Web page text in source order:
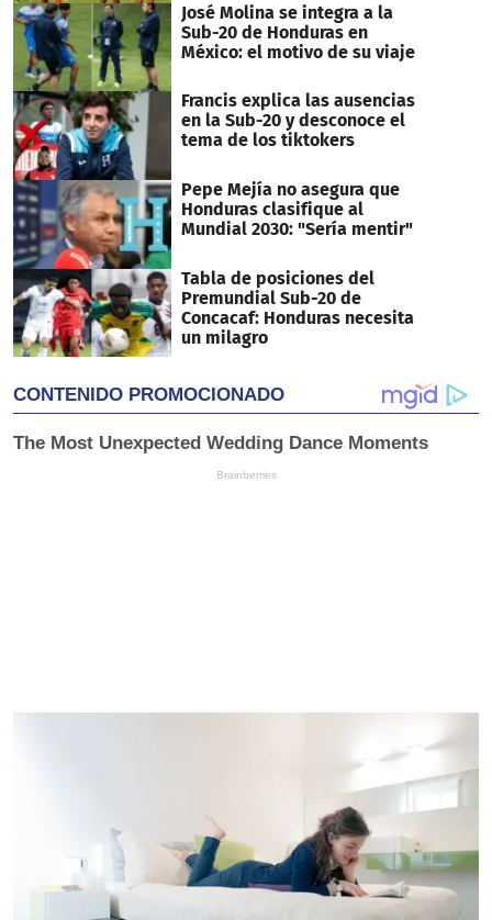
José Molina se integra a la
Sub-20 de Honduras en
México: el motivo de su viaje
Francis explica las ausencias
en la Sub-20 y desconoce el
tema de los tiktokers
Pepe Mejía no asegura que
Honduras clasifique al
Mundial 2030: "Sería mentir"
Tabla de posiciones del
Premundial Sub-20 de
Concacaf: Honduras necesita
un milagro